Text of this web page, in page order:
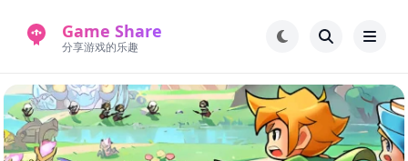
Game Share
分享游戏的乐趣
首页 电脑游戏
手机游戏 常见问题解答